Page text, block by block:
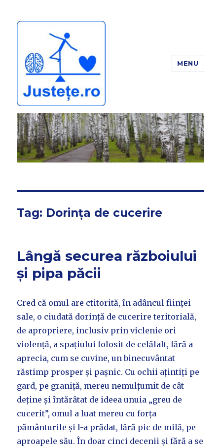
JUSTEȚE
MENU
Tag: Dorința de cucerire
Lângă securea războiului
și pipa păcii
Cred că omul are ctitorită, în adâncul ființei
sale, o ciudată dorință de cucerire teritorială,
de apropriere, inclusiv prin viclenie ori
violență, a spațiului folosit de celălalt, fără a
aprecia, cum se cuvine, un binecuvântat
răstimp prosper și pașnic. Cu ochii ațintiți pe
gard, pe graniță, mereu nemulțumit de cât
deține și întărâtat de ideea unuia „greu de
cucerit”, omul a luat mereu cu forța
pământurile și l-a prădat, fără pic de milă, pe
aproapele său. În doar cinci decenii și fără a se